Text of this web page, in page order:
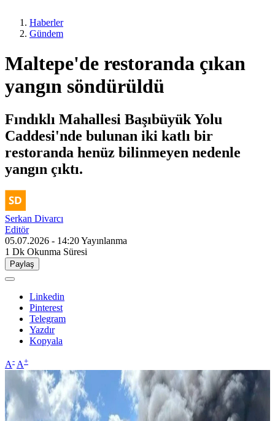
Haberler
Gündem
Maltepe'de restoranda çıkan
yangın söndürüldü
Fındıklı Mahallesi Başıbüyük Yolu
Caddesi'nde bulunan iki katlı bir
restoranda henüz bilinmeyen nedenle
yangın çıktı.
Serkan Divarcı
Editör
05.07.2026 - 14:20Yayınlanma
1 Dk Okunma Süresi
Paylaş
Linkedin
Pinterest
Telegram
Yazdır
Kopyala
A- A+